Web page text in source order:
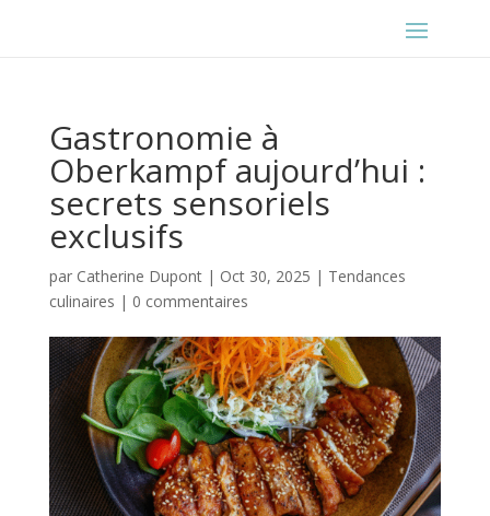
Gastronomie à
Oberkampf aujourd’hui :
secrets sensoriels
exclusifs
par Catherine Dupont| Oct 30, 2025 | Tendances
culinaires | 0 commentaires